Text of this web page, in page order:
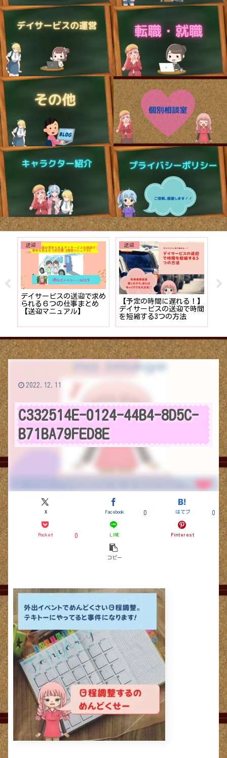
送迎
デイサービスの送迎で求め
られる６つの仕事まとめ
【送迎マニュアル】
送迎
【予定の時間に遅れる！】
デイサービスの送迎で時間
を短縮する3つの方法
C332514E-0124-44B4-8D5C-
B71BA79FED8E
X Facebook 0 はてブ 0
Pocket 0 LINE Pinterest
コピー
2022.12.11